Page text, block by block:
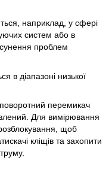
наприклад, у сфері
систем або в
проблем
в діапазоні низької
перемикач
Для вимірювання
щоб
кліщів та захопити